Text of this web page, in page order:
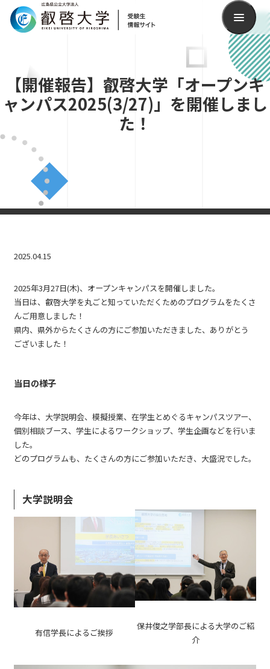
検索
【開催報告】叡啓大学「オープンキ
ャンパス2025(3/27)」を開催しまし
た！
2025.04.15
2025年3月27日(木)、オープンキャンパスを開催しました。
当日は、叡啓大学を丸ごと知っていただくためのプログラムをたくさ
んご用意しました！
県内、県外からたくさんの方にご参加いただきました、ありがとう
ございました！
当日の様子
今年は、大学説明会、模擬授業、在学生とめぐるキャンパスツアー、
個別相談ブース、学生によるワークショップ、学生企画などを行いま
した。
どのプログラムも、たくさんの方にご参加いただき、大盛況でした。
大学説明会
有信学長によるご挨拶
保井俊之学部長による大学のご紹
介